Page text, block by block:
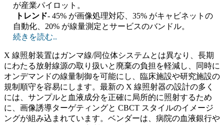
が産業パイロット。
トレンド- 45% が画像処理対応、35% がキャビネットの
自動化、20% が線量測定とサービスのバンドル。
続きを読む..
X 線照射装置はガンマ線/同位体システムとは異なり、長期
にわたる放射線源の取り扱いと廃棄の負担を軽減し、同時に
オンデマンドの線量制御を可能にし、臨床施設や研究施設の
規制順守を容易にします。最新の X 線照射器の設計の多く
には、サンプルと血液成分を正確に局所的に照射するため
に、画像誘導ターゲティングと CBCT スタイルのイメージ
ングが組み込まれています。ベンダーは、病院の血液銀行や